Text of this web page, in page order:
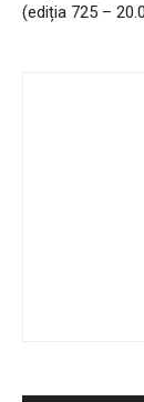
(ediția 725 –